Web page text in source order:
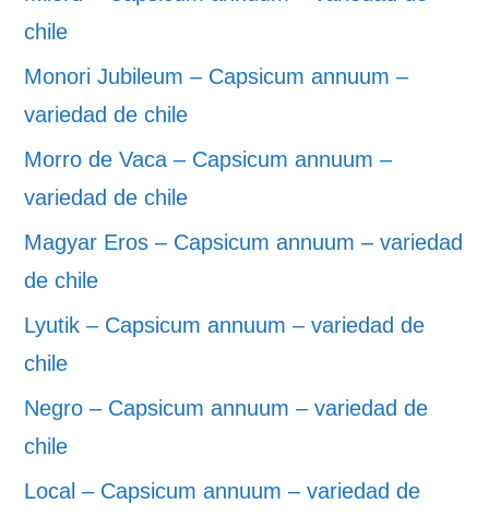
chile
Monori Jubileum – Capsicum annuum –
variedad de chile
Morro de Vaca – Capsicum annuum –
variedad de chile
Magyar Eros – Capsicum annuum – variedad
de chile
Lyutik – Capsicum annuum – variedad de
chile
Negro – Capsicum annuum – variedad de
chile
Local – Capsicum annuum – variedad de